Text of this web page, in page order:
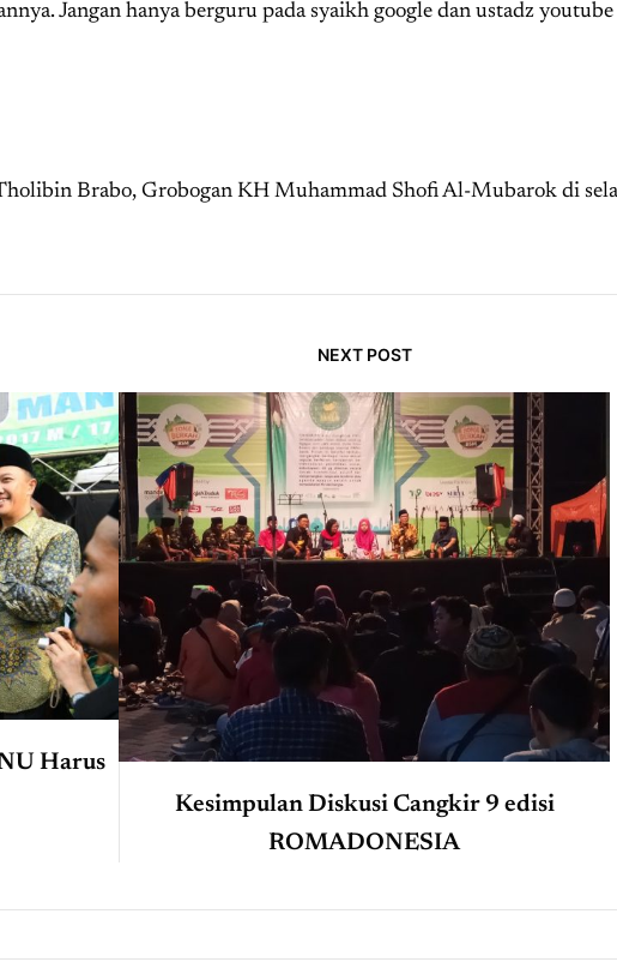
Jangan hanya berguru pada syaikh google dan ustadz youtube
Brabo, Grobogan KH Muhammad Shofi Al-Mubarok di
Harus
NEXT POST
Kesimpulan Diskusi Cangkir 9 edisi
ROMADONESIA